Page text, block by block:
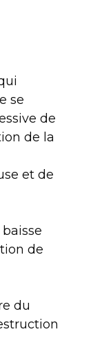
se
de
de la
et de
de
du